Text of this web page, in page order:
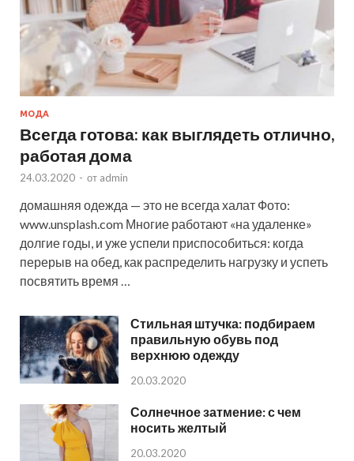
МОДА
Всегда готова: как выглядеть отлично,
работая дома
24.03.2020 - от admin
домашняя одежда — это не всегда халат Фото:
www.unsplash.com Многие работают «на удаленке»
долгие годы, и уже успели приспособиться: когда
перерыв на обед, как распределить нагрузку и успеть
посвятить время …
Стильная штучка: подбираем
правильную обувь под
верхнюю одежду
20.03.2020
Солнечное затмение: с чем
носить желтый
20.03.2020